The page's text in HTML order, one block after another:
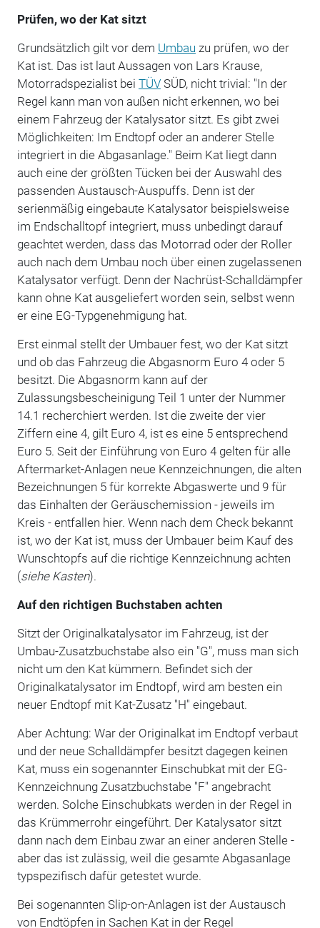
Prüfen, wo der Kat sitzt
Grundsätzlich gilt vor dem Umbau zu prüfen, wo der
Kat ist. Das ist laut Aussagen von Lars Krause,
Motorradspezialist bei TÜVSÜD, nicht trivial: "In der
Regel kann man von außen nicht erkennen, wo bei
einem Fahrzeug der Katalysator sitzt. Es gibt zwei
Möglichkeiten: Im Endtopf oder an anderer Stelle
integriert in die Abgasanlage." Beim Kat liegt dann
auch eine der größten Tücken bei der Auswahl des
passenden Austausch-Auspuffs. Denn ist der
serienmäßig eingebaute Katalysator beispielsweise
im Endschalltopf integriert, muss unbedingt darauf
geachtet werden, dass das Motorrad oder der Roller
auch nach dem Umbau noch über einen zugelassenen
Katalysator verfügt. Denn der Nachrüst-Schalldämpfer
kann ohne Kat ausgeliefert worden sein, selbst wenn
er eine EG-Typgenehmigung hat.
Erst einmal stellt der Umbauer fest, wo der Kat sitzt
und ob das Fahrzeug die Abgasnorm Euro 4 oder 5
besitzt. Die Abgasnorm kann auf der
Zulassungsbescheinigung Teil 1 unter der Nummer
14.1 recherchiert werden. Ist die zweite der vier
Ziffern eine 4, gilt Euro 4, ist es eine 5 entsprechend
Euro 5. Seit der Einführung von Euro 4 gelten für alle
Aftermarket-Anlagen neue Kennzeichnungen, die alten
Bezeichnungen 5 für korrekte Abgaswerte und 9 für
das Einhalten der Geräuschemission - jeweils im
Kreis - entfallen hier. Wenn nach dem Check bekannt
ist, wo der Kat ist, muss der Umbauer beim Kauf des
Wunschtopfs auf die richtige Kennzeichnung achten
(siehe Kasten).
Auf den richtigen Buchstaben achten
Sitzt der Originalkatalysator im Fahrzeug, ist der
Umbau-Zusatzbuchstabe also ein "G", muss man sich
nicht um den Kat kümmern. Befindet sich der
Originalkatalysator im Endtopf, wird am besten ein
neuer Endtopf mit Kat-Zusatz "H" eingebaut.
Aber Achtung: War der Originalkat im Endtopf verbaut
und der neue Schalldämpfer besitzt dagegen keinen
Kat, muss ein sogenannter Einschubkat mit der EG-
Kennzeichnung Zusatzbuchstabe "F" angebracht
werden. Solche Einschubkats werden in der Regel in
das Krümmerrohr eingeführt. Der Katalysator sitzt
dann nach dem Einbau zwar an einer anderen Stelle -
aber das ist zulässig, weil die gesamte Abgasanlage
typspezifisch dafür getestet wurde.
Bei sogenannten Slip-on-Anlagen ist der Austausch
von Endtöpfen in Sachen Kat in der Regel